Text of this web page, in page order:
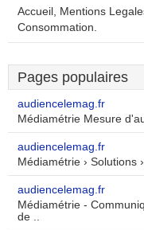
Accueil, Mentions
Consommation.
Pages populaires
audiencelemag.fr
Médiamétrie Mesure
audiencelemag.fr
Médiamétrie › Solutions
audiencelemag.fr
Médiamétrie -
de ..